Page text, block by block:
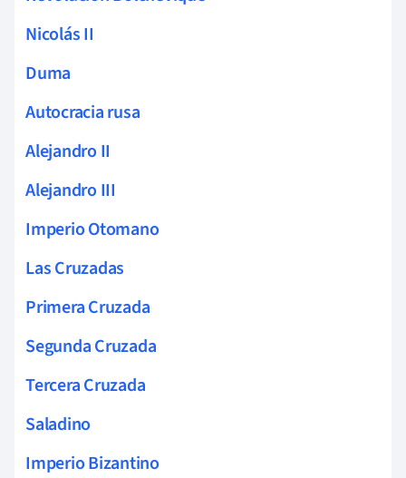
Nicolás II
Duma
Autocracia rusa
Alejandro II
Alejandro III
Imperio Otomano
Las Cruzadas
Primera Cruzada
Segunda Cruzada
Tercera Cruzada
Saladino
Imperio Bizantino